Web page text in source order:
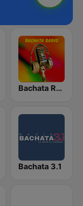
Bachata Radio
Bachata 3.1